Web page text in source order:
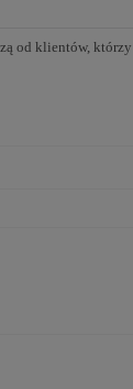
od klientów,